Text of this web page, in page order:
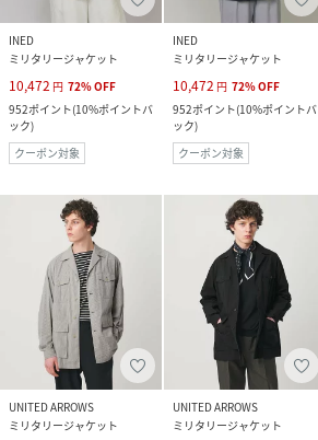
INED
ミリタリージャケット
10,472 円 72%OFF
952ポイント(10%ポイントバ
ック)
クーポン対象
INED
ミリタリージャケット
10,472 円 72%OFF
952ポイント(10%ポイントバ
ック)
クーポン対象
UNITED ARROWS
ミリタリージャケット
UNITED ARROWS
ミリタリージャケット